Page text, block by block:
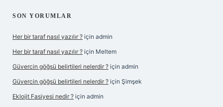
SON YORUMLAR
Her bir taraf nasıl yazılır ? için admin
Her bir taraf nasıl yazılır ? için Meltem
Güvercin göğsü belirtileri nelerdir ? için admin
Güvercin göğsü belirtileri nelerdir ? için Şimşek
Eklojit Fasiyesi nedir ? için admin